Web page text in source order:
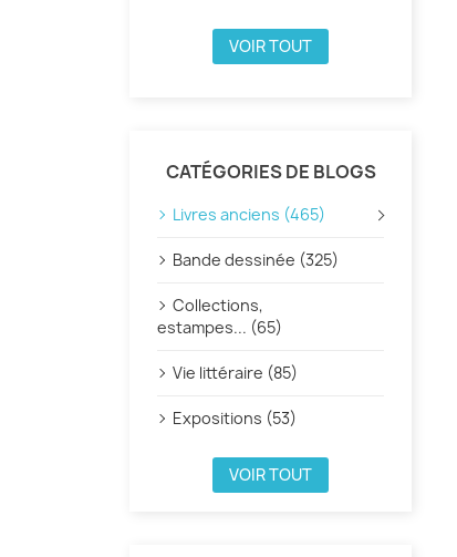
VOIR TOUT
CATÉGORIES DE BLOGS
Livres anciens (465)
Bande dessinée (325)
Collections,
estampes... (65)
Vie littéraire (85)
Expositions (53)
VOIR TOUT